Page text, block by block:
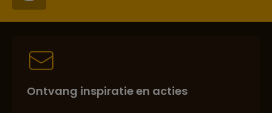
Persoonlijk en deskundig reisadvies
Ontvang inspiratie en acties